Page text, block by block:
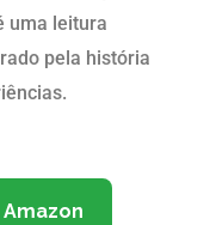
uma leitura
pela história